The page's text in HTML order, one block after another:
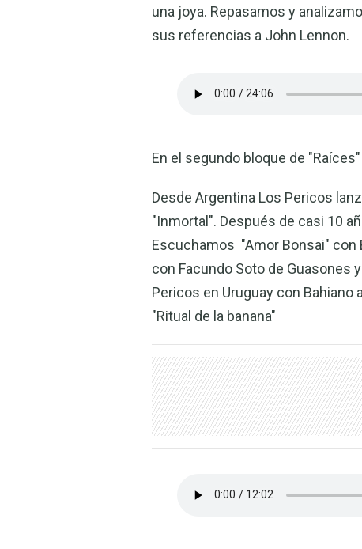
una joya. Repasamos y
sus referencias a John Lennon.
En el segundo bloque de
Desde Argentina Los Pericos
"Inmortal". Después de casi 10
Escuchamos "Amor Bonsai" con
con Facundo Soto de Guasones
Pericos en Uruguay con Bahiano
"Ritual de la banana"